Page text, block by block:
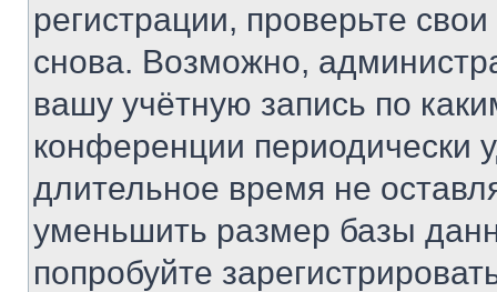
регистрации, проверьте
снова. Возможно,
вашу учётную запись по
конференции периодически
длительное время не
уменьшить размер базы
попробуйте